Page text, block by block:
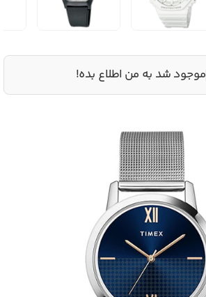
موجود شد به من اطلاع بده!